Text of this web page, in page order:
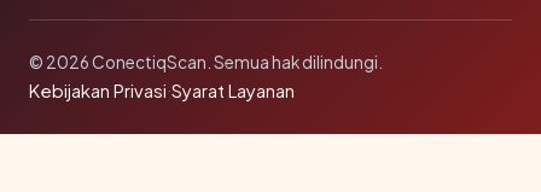
© 2026 ConectiqScan. Semua hak dilindungi.
Kebijakan Privasi·Syarat Layanan